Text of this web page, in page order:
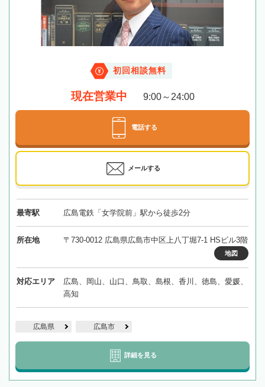
初回相談無料
現在営業中 9:00～24:00
電話する
メールする
最寄駅 広島電鉄「女学院前」駅から徒歩2分
所在地 〒730-0012 広島県広島市中区上八丁堀7-1 HSビル3階
地図
対応エリア
広島、岡山、山口、鳥取、島根、香川、徳島、愛媛、
高知
広島県 広島市
詳細を見る